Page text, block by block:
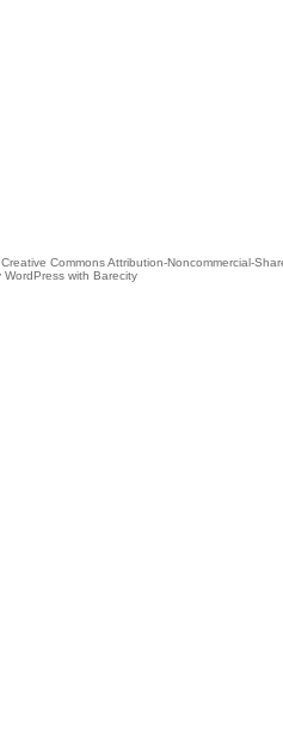
Creative Commons Attribution-Noncommercial-
WordPress with Barecity